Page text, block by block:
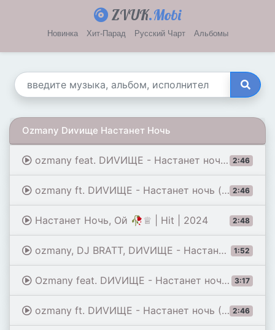
ZVUK.Mobi
Новинка Хит-Парад Русский Чарт Альбомы
Ozmany Dиvище Настанет Ночь
2:46
ozmany feat. DИVИЩЕ - Настанет ночь (Single 2024)
2:46
ozmany ft. DИVИЩЕ - Настанет ночь (Lyric Video 2024)
2:48
Настанет Ночь, Ой 🥀♕ | Hit | 2024
1:52
ozmany, DJ BRATT, DИVИЩЕ - Настанет ночь 2.0 (Официальный релиз)
3:17
Ozmany feat. DИVИЩЕ - Настанет ночь (Remix)
2:46
ozmany ft. DИVИЩЕ - Настанет ночь (Официальный релиз)